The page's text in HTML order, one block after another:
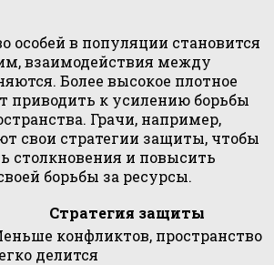
особей в популяции становится
взаимодействия между
Более высокое плотное
приводить к усилению борьбы
Грачи, например,
свои стратегии защиты, чтобы
столкновения и повысить
борьбы за ресурсы.
Стратегия защиты
конфликтов, пространство
делится